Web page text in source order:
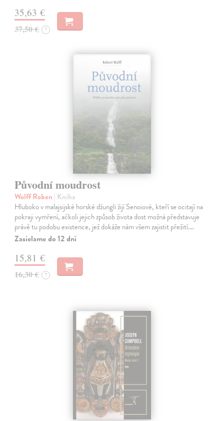
35,63 €
37,50 € ?
Původní moudrost
Wolff Roben | Kniha
Hluboko v malajsijské horské džungli žijí Senoiové, kteří se ocitají na
pokraji vymření, ačkoli jejich způsob života dost možná představuje
právě tu podobu existence, jež dokáže nám všem zajistit přežití.…
Zasielame do 12 dní
15,81 €
16,30 € ?